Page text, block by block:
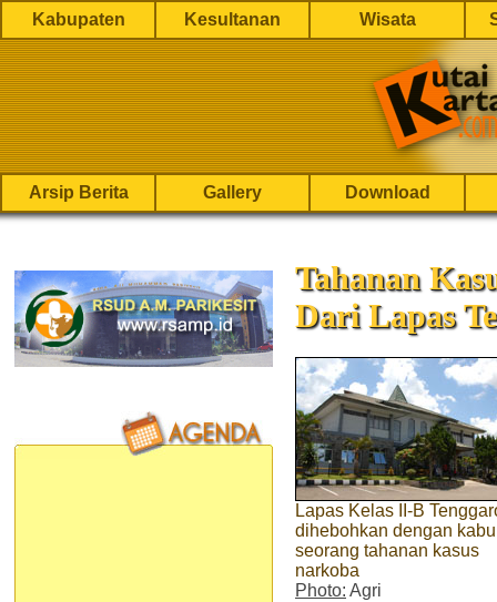
Kabupaten Kesultanan Wisata
Arsip Berita Gallery Download
Tahanan
Dari Lapas
Lapas Kelas II-B
dihebohkan dengan
seorang tahanan kasus
narkoba
Photo: Agri